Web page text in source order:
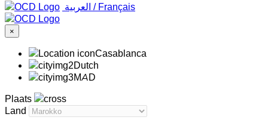
‏العربية ‏ / Français
×
Casablanca
Dutch
MAD
Plaats
Land